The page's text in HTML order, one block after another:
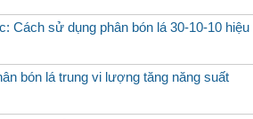
Cách sử dụng phân bón lá 30-10-10 hiệu
bón lá trung vi lượng tăng năng suất